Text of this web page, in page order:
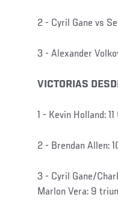
2 - Cyril Gane vs
3 - Alexander
VICTORIAS
1 - Kevin Holland:
2 - Brendan Allen:
3 - Cyril Gane/
Marlon Vera: 9